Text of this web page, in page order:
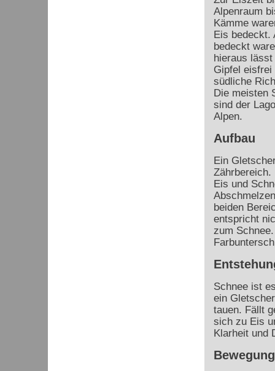
Alpenraum
Kämme
Eis bedeckt.
bedeckt
hieraus
Gipfel eisfrei
südliche
Die meisten
sind der
Alpen.
Aufbau
Ein
Zährbereich.
Eis und
beiden
entspricht
zum
Schnee ist
ein
tauen. Fällt
sich zu Eis
Klarheit und
Bewegung